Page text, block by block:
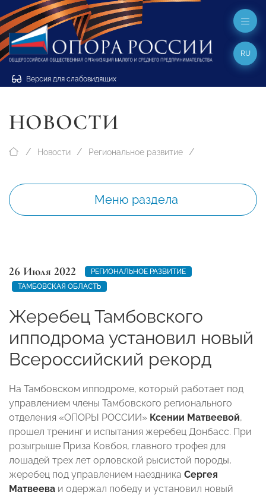
Версия для слабовидящих
RU
НОВОСТИ
Новости Региональное развитие
Меню раздела
26 Июля 2022
РЕГИОНАЛЬНОЕ РАЗВИТИЕ
ТАМБОВСКАЯ ОБЛАСТЬ
Жеребец Тамбовского
ипподрома установил новый
Всероссийский рекорд
На Тамбовском ипподроме, который работает под
управлением члены Тамбовского регионального
отделения «ОПОРЫ РОССИИ» Ксении Матвеевой,
прошел тренинг и испытания жеребец Донбасс. При
розыгрыше Приза Ковбоя, главного трофея для
лошадей трех лет орловской рысистой породы,
жеребец под управлением наездника Сергея
Матвеева и одержал победу и установил новый